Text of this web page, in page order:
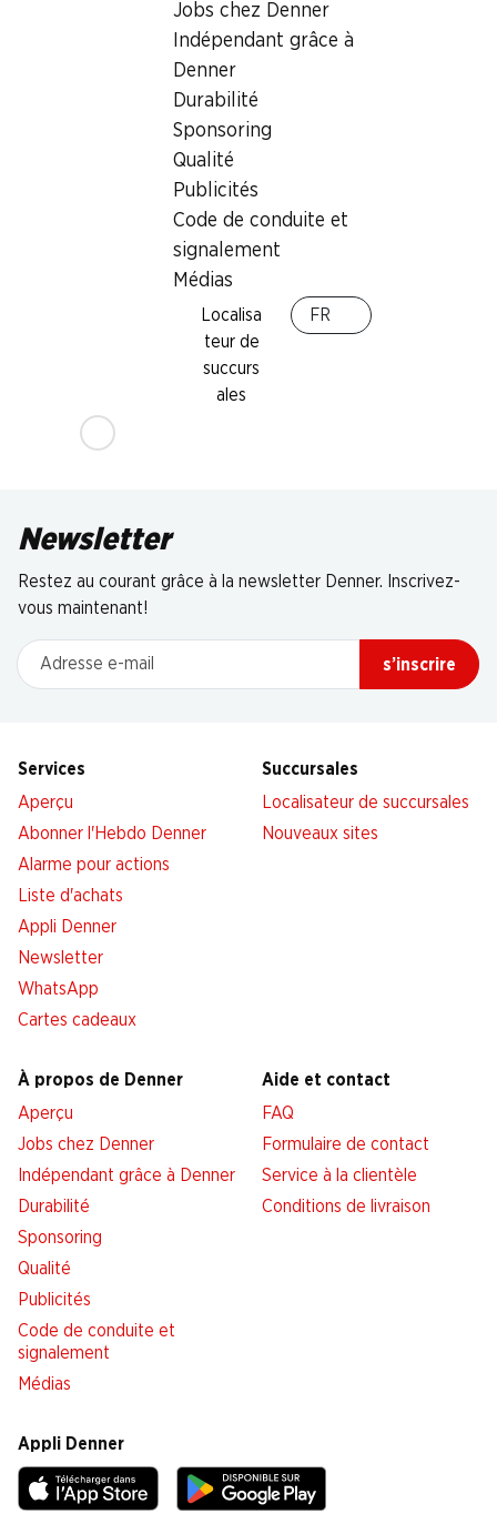
Jobs chez Denner
Indépendant grâce à
Denner
Durabilité
Sponsoring
Qualité
Publicités
Code de conduite et
signalement
Médias
Localisa
teur de
succurs
ales
FR
10 pièces, 500 g
Newsletter
Restez au courant grâce à la newsletter Denner. Inscrivez-
vous maintenant!
Adresse e-mail
s’inscrire
Services
Aperçu
Abonner l'Hebdo Denner
Alarme pour actions
Liste d'achats
Appli Denner
Newsletter
WhatsApp
Cartes cadeaux
Succursales
Localisateur de succursales
Nouveaux sites
À propos de Denner
Aperçu
Jobs chez Denner
Indépendant grâce à Denner
Durabilité
Sponsoring
Qualité
Publicités
Code de conduite et
signalement
Médias
Aide et contact
FAQ
Formulaire de contact
Service à la clientèle
Conditions de livraison
Appli Denner